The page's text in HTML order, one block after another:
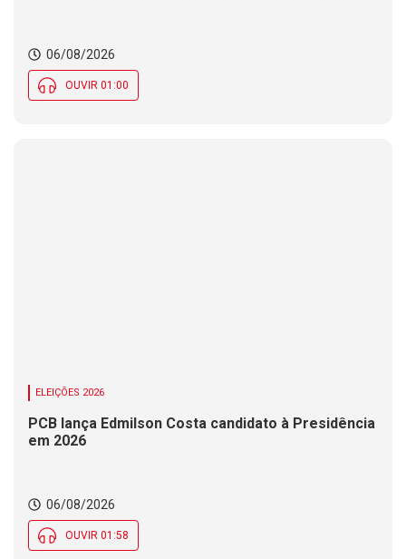
06/08/2026
OUVIR 01:00
ELEIÇÕES 2026
PCB lança Edmilson Costa candidato à Presidência
em 2026
06/08/2026
OUVIR 01:58